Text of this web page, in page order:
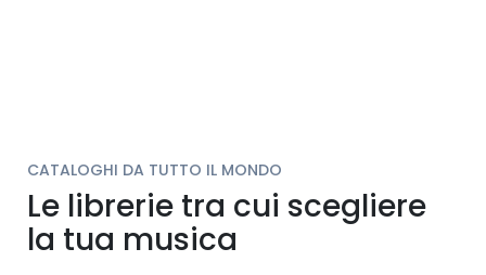
CATALOGHI DA TUTTO IL MONDO
Le librerie tra cui scegliere
la tua musica